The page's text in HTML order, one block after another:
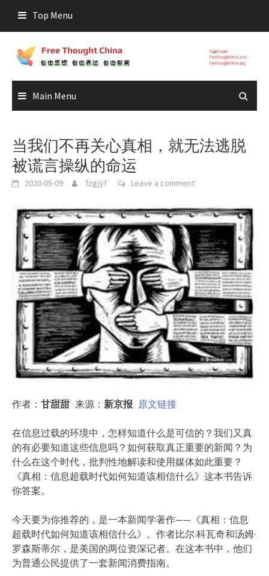
content
Top Menu
Main Menu
当我们不再关心真相，就无法逃脱
被谎言操纵的命运
2020-05-09 fzgjyf Leave a comment
作者： 甘甜甜 来源： 新京报 原文链接
在信息过载的环境中，怎样知道什么是可信的？我们又真
的有必要知道这些信息吗？如何获取真正重要的新闻？为
什么在这个时代，批判性地解读和使用媒体如此重要？
《真相：信息超载时代如何知道该相信什么》这本书告诉
你答案。
今天要为你推荐的，是一本新闻学著作——《真相：信息
超载时代如何知道该相信什么》。作者比尔·科瓦奇和汤姆·
罗森斯蒂尔，是美国的两位资深记者。在这本书中，他们
为普通公民提供了一套新闻消费指南。